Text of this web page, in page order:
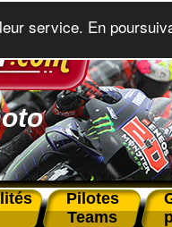
Pilotes
Teams
service. En